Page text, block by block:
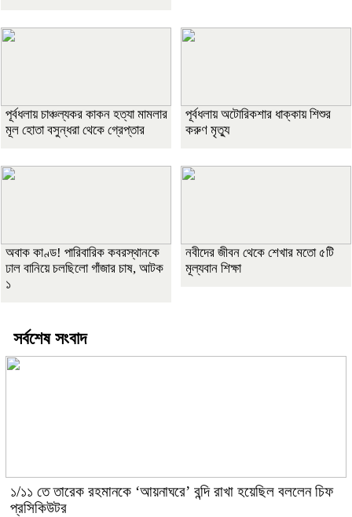
পূর্বধলায় চাঞ্চল্যকর কাকন হত্যা মামলার
মূল হোতা বসুন্ধরা থেকে গ্রেপ্তার
পূর্বধলায় অটোরিকশার ধাক্কায় শিশুর
করুণ মৃত্যু
অবাক কাণ্ড! পারিবারিক কবরস্থানকে
ঢাল বানিয়ে চলছিলো গাঁজার চাষ, আটক
১
নবীদের জীবন থেকে শেখার মতো ৫টি
মূল্যবান শিক্ষা
সর্বশেষ সংবাদ
১/১১ তে তারেক রহমানকে ‘আয়নাঘরে’ বন্দি রাখা হয়েছিল বললেন চিফ
প্রসিকিউটর